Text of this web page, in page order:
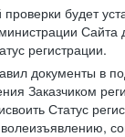
будет
регистрации.
документы в
Заказчиком
Статус